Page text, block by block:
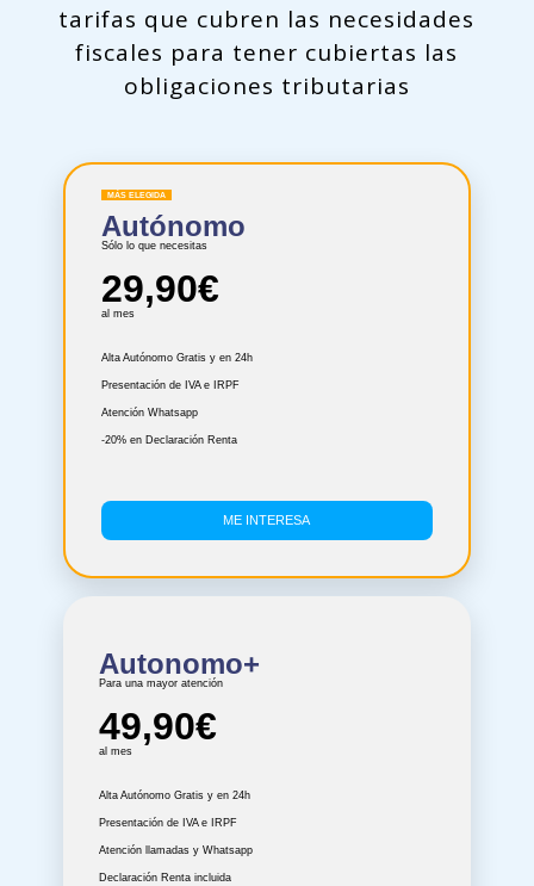
tarifas que cubren las necesidades
fiscales para tener cubiertas las
obligaciones tributarias
MÁS ELEGIDA
Autónomo
Sólo lo que necesitas
29,90€
al mes
Alta Autónomo Gratis y en 24h
Presentación de IVA e IRPF
Atención Whatsapp
-20% en Declaración Renta
ME INTERESA
Autonomo+
Para una mayor atención
49,90€
al mes
Alta Autónomo Gratis y en 24h
Presentación de IVA e IRPF
Atención llamadas y Whatsapp
Declaración Renta incluida